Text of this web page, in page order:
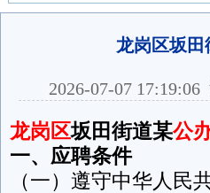
龙岗区坂
2026-07-07 17:19:06
龙岗区坂田街道某公
一、应聘条件
（一）遵守中华人民